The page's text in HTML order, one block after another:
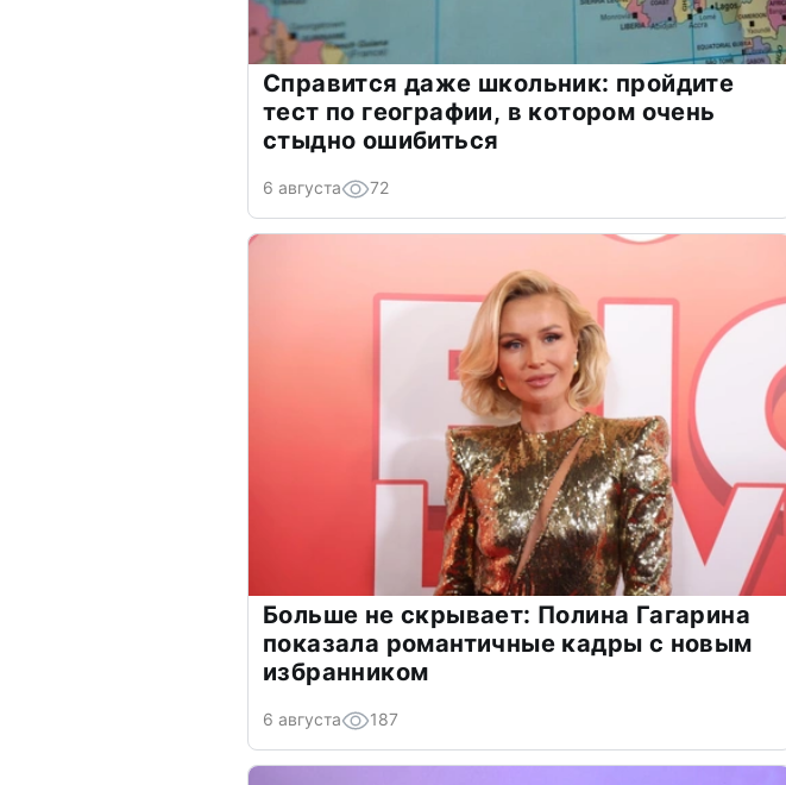
Справится даже школьник: пройдите
тест по географии, в котором очень
стыдно ошибиться
6 августа 72
Больше не скрывает: Полина Гагарина
показала романтичные кадры с новым
избранником
6 августа 187